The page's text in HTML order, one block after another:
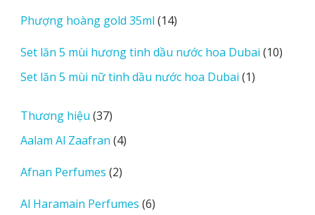
phẩm
Phượng hoàng gold 35ml 1414
phẩm
Set lăn 5 mùi hương tinh dầu nước hoa Dubai 1010
Set lăn 5 mùi nữ tinh dầu nước hoa Dubai 11
Thương hiệu 3737
sản
phẩm
Aalam Al Zaafran 44
Afnan Perfumes 22
phẩm
Al Haramain Perfumes 66